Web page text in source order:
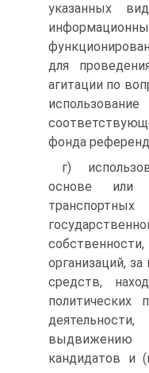
указанных
для
агитации по
фонда
г)
основе или
организаций,
средств,
политических
выдвижению
кандидатов и